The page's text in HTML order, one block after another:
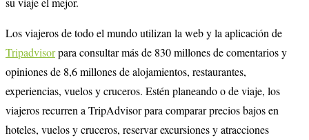
Los viajeros de todo el mundo utilizan la web y la aplicación de
Tripadvisorpara consultar más de 830 millones de comentarios y
opiniones de 8,6 millones de alojamientos, restaurantes,
experiencias, vuelos y cruceros. Estén planeando o de viaje, los
viajeros recurren a TripAdvisor para comparar precios bajos en
hoteles, vuelos y cruceros, reservar excursiones y atracciones